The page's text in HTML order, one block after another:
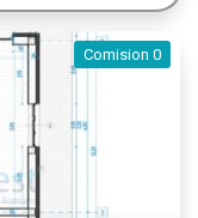
Comision 0